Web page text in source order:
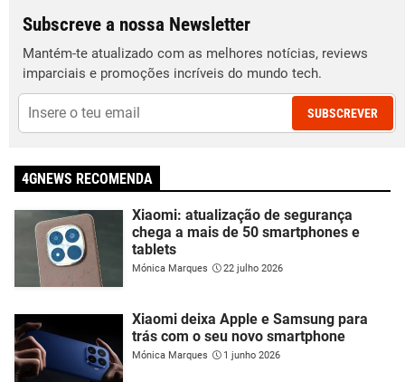
Subscreve a nossa Newsletter
Mantém-te atualizado com as melhores notícias, reviews
imparciais e promoções incríveis do mundo tech.
SUBSCREVER
4GNEWS RECOMENDA
Xiaomi: atualização de segurança
chega a mais de 50 smartphones e
tablets
Mónica Marques 22 julho 2026
Xiaomi deixa Apple e Samsung para
trás com o seu novo smartphone
Mónica Marques 1 junho 2026